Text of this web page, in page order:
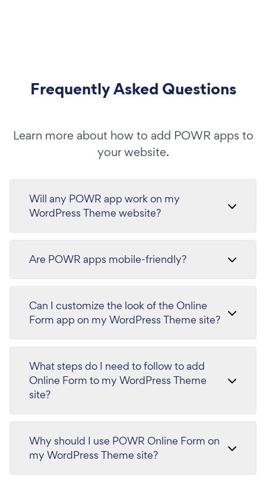
Frequently Asked Questions
Learn more about how to add POWR apps to
your website.
Will any POWR app work on my
WordPress Theme website?
Are POWR apps mobile-friendly?
Can I customize the look of the Online
Form app on my WordPress Theme site?
What steps do I need to follow to add
Online Form to my WordPress Theme
site?
Why should I use POWR Online Form on
my WordPress Theme site?